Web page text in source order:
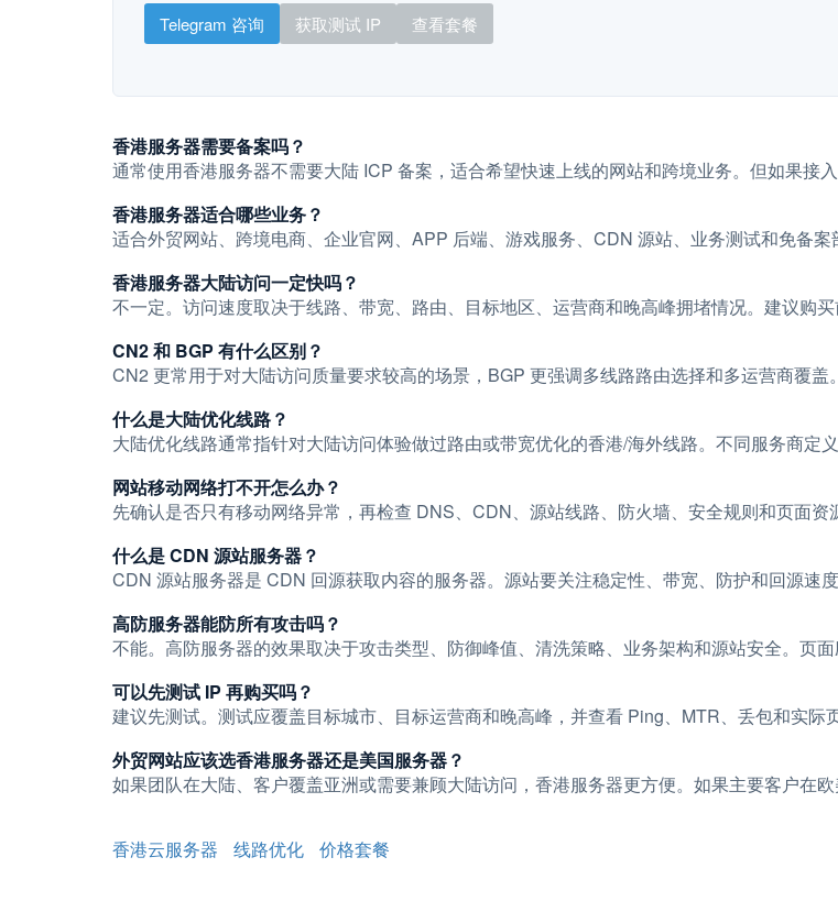
Telegram 咨询 获取测试 IP 查看套餐
香港服务器需要备案吗？
通常使用香港服务器不需要大陆 ICP 备案，适合希望快速上线的网站和跨境业务。但如果接
香港服务器适合哪些业务？
适合外贸网站、跨境电商、企业官网、APP 后端、游戏服务、CDN 源站、业务测试和免备案
香港服务器大陆访问一定快吗？
不一定。访问速度取决于线路、带宽、路由、目标地区、运营商和晚高峰拥堵情况。建议购买
CN2 和 BGP 有什么区别？
CN2 更常用于对大陆访问质量要求较高的场景，BGP 更强调多线路路由选择和多运营商覆盖
什么是大陆优化线路？
大陆优化线路通常指针对大陆访问体验做过路由或带宽优化的香港/海外线路。不同服务商定
网站移动网络打不开怎么办？
先确认是否只有移动网络异常，再检查 DNS、CDN、源站线路、防火墙、安全规则和页面资
什么是 CDN 源站服务器？
CDN 源站服务器是 CDN 回源获取内容的服务器。源站要关注稳定性、带宽、防护和回源速度
高防服务器能防所有攻击吗？
不能。高防服务器的效果取决于攻击类型、防御峰值、清洗策略、业务架构和源站安全。页面
可以先测试 IP 再购买吗？
建议先测试。测试应覆盖目标城市、目标运营商和晚高峰，并查看 Ping、MTR、丢包和实际
外贸网站应该选香港服务器还是美国服务器？
如果团队在大陆、客户覆盖亚洲或需要兼顾大陆访问，香港服务器更方便。如果主要客户在
香港云服务器 线路优化 价格套餐